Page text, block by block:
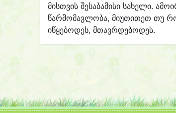
მისთვის შესაბამისი სახელი.
წარმომავლობა, მიუთითეთ თუ
იწყებოდეს, მთავრდებოდეს.